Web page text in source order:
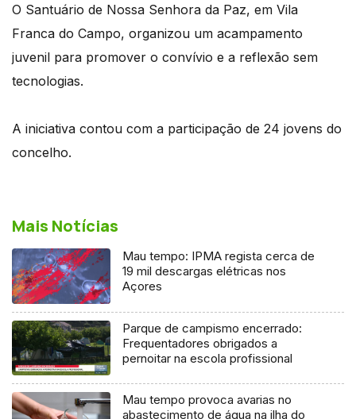
O Santuário de Nossa Senhora da Paz, em Vila
Franca do Campo, organizou um acampamento
juvenil para promover o convívio e a reflexão sem
tecnologias.
A iniciativa contou com a participação de 24 jovens do
concelho.
Mais Notícias
Mau tempo: IPMA regista cerca de
19 mil descargas elétricas nos
Açores
Parque de campismo encerrado:
Frequentadores obrigados a
pernoitar na escola profissional
Mau tempo provoca avarias no
abastecimento de água na ilha do